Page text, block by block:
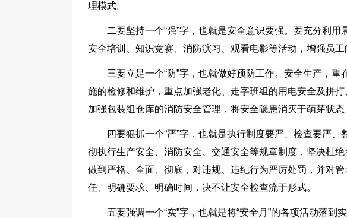
理模式。
二要坚持一个“强”字，也就是安全意识要强。要充分利
安全培训、知识竞赛、消防演习、观看电影等活动，增强员
三要立足一个“防”字，也就做好预防工作。安全生产，
施的检修和维护，重点加强老化、走字班组的用电安全及拼
加强包装组仓库的消防安全管理，将安全隐患消灭于萌芽状态
四要狠抓一个“严”字，也就是执行制度要严、检查要严
彻执行生产安全、消防安全、交通安全等规章制度，坚决杜
做到严格、全面、彻底，对违规、违纪行为严厉处罚，并对
任、明确要求、明确时间，决不让安全检查流于形式。
五要强调一个“实”字，也就是将“安全月”的各项活动落